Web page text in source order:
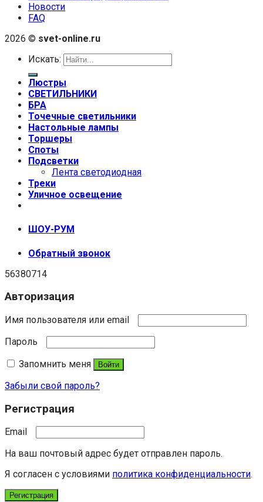
Новости
FAQ
2026 © svet-online.ru
Искать:
Люстры
СВЕТИЛЬНИКИ
БРА
Точечные светильники
Настольные лампы
Торшеры
Споты
Подсветки
Лента светодиодная
Треки
Уличное освещение
ШОУ-РУМ
Обратный звонок
56380714
Авторизация
Имя пользователя или email
Пароль
Запомнить меня
Войти
Забыли свой пароль?
Регистрация
Email
На ваш почтовый адрес будет отправлен пароль.
Я согласен с условиями политика конфиденциальности.
Регистрация